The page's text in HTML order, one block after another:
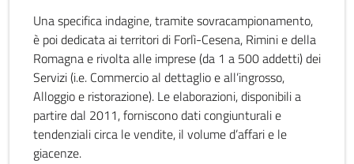
Una specifica indagine, tramite sovracampionamento,
è poi dedicata ai territori di Forlì-Cesena, Rimini e della
Romagna e rivolta alle imprese (da 1 a 500 addetti) dei
Servizi (i.e. Commercio al dettaglio e all’ingrosso,
Alloggio e ristorazione). Le elaborazioni, disponibili a
partire dal 2011, forniscono dati congiunturali e
tendenziali circa le vendite, il volume d’affari e le
giacenze.